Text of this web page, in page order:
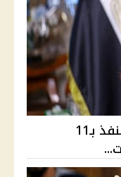
قرارات وزيرة التنمية المحلية تنفذ بـ11